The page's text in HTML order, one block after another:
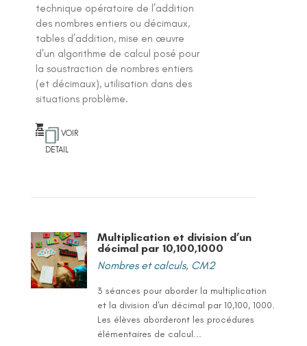
technique opératoire de l’addition
des nombres entiers ou décimaux,
tables d’addition, mise en œuvre
d'un algorithme de calcul posé pour
la soustraction de nombres entiers
(et décimaux), utilisation dans des
situations problème.
VOIR
DETAIL
Multiplication et division d’un
décimal par 10,100,1000
Nombres et calculs, CM2
3 séances pour aborder la multiplication
et la division d'un décimal par 10,100, 1000.
Les élèves aborderont les procédures
élémentaires de calcul...